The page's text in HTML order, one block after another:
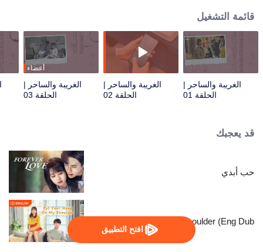
افتح التطبيق
قائمة التشغيل
الغريبة والساحر |
الحلقة 01
الغريبة والساحر |
الحلقة 02
أعضاء
الغريبة والساحر |
الحلقة 03
قد يعجبك
حب أبدي
Put Your Head On My Shoulder (Eng Dub)